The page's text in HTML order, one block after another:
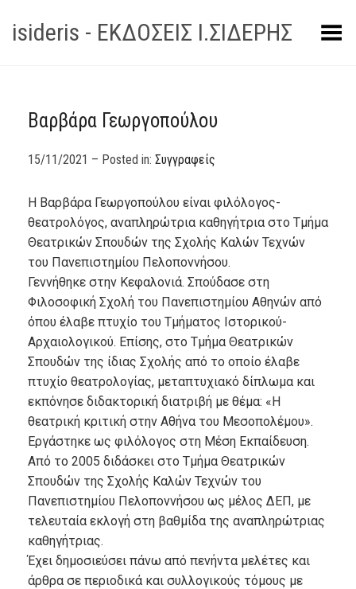
isideris - ΕΚΔΟΣΕΙΣ Ι.ΣΙΔΕΡΗΣToggle Menu
Βαρβάρα Γεωργοπούλου
15/11/2021 – Posted in: Συγγραφείς
Η Βαρβάρα Γεωργοπούλου είναι φιλόλογος-
θεατρολόγος, αναπληρώτρια καθηγήτρια στο Τμήμα
Θεατρικών Σπουδών της Σχολής Καλών Τεχνών
του Πανεπιστημίου Πελοποννήσου.
Γεννήθηκε στην Κεφαλονιά. Σπούδασε στη
Φιλοσοφική Σχολή του Πανεπιστημίου Αθηνών από
όπου έλαβε πτυχίο του Τμήματος Ιστορικού-
Αρχαιολογικού. Επίσης, στο Τμήμα Θεατρικών
Σπουδών της ίδιας Σχολής από το οποίο έλαβε
πτυχίο θεατρολογίας, μεταπτυχιακό δίπλωμα και
εκπόνησε διδακτορική διατριβή με θέμα: «Η
θεατρική κριτική στην Αθήνα του Μεσοπολέμου».
Εργάστηκε ως φιλόλογος στη Μέση Εκπαίδευση.
Από το 2005 διδάσκει στο Τμήμα Θεατρικών
Σπουδών της Σχολής Καλών Τεχνών του
Πανεπιστημίου Πελοποννήσου ως μέλος ΔΕΠ, με
τελευταία εκλογή στη βαθμίδα της αναπληρώτριας
καθηγήτριας.
Έχει δημοσιεύσει πάνω από πενήντα μελέτες και
άρθρα σε περιοδικά και συλλογικούς τόμους με